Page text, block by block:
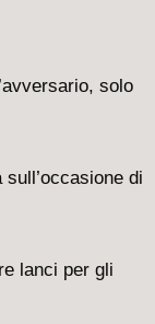
solo
di
lanci per gli